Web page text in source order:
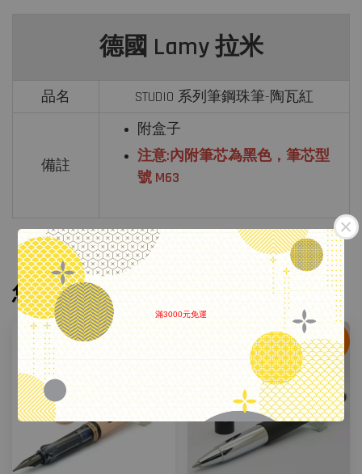
滿3000元免運
德國 Lamy 拉米
品名 STUDIO 系列筆鋼珠筆-陶瓦紅
備註
附盒子
注意:內附筆芯為黑色，筆芯型
號 M63
您可能也喜歡
鋼珠筆